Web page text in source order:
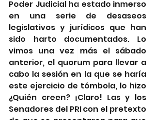
Poder Judicial ha estado inmerso
en una serie de desaseos
legislativos y jurídicos que han
sido harto documentados. Lo
vimos una vez más el sábado
anterior, el quorum para llevar a
cabo la sesión en la que se haría
este ejercicio de tómbola, lo hizo
¿Quién creen? ¡Claro! Las y los
Senadores del PRI con el pretexto